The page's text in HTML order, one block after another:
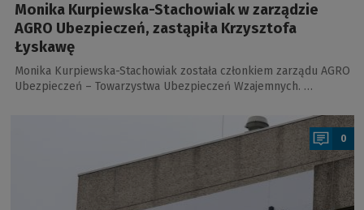
Monika Kurpiewska-Stachowiak w zarządzie
AGRO Ubezpieczeń, zastąpiła Krzysztofa
Łyskawę
Monika Kurpiewska-Stachowiak została członkiem zarządu AGRO
Ubezpieczeń – Towarzystwa Ubezpieczeń Wzajemnych. …
0